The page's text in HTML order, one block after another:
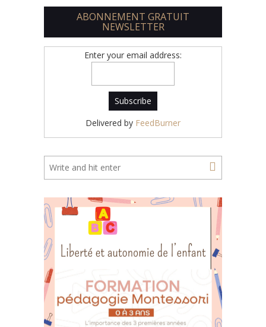
ABONNEMENT GRATUIT
NEWSLETTER
Enter your email address:
Delivered by FeedBurner